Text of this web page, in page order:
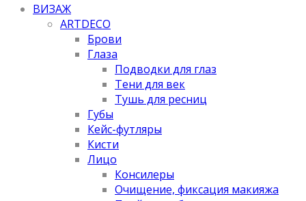
ВИЗАЖ
ARTDECO
Брови
Глаза
Подводки для глаз
Тени для век
Тушь для ресниц
Губы
Кейс-футляры
Кисти
Лицо
Консилеры
Очищение, фиксация макияжа